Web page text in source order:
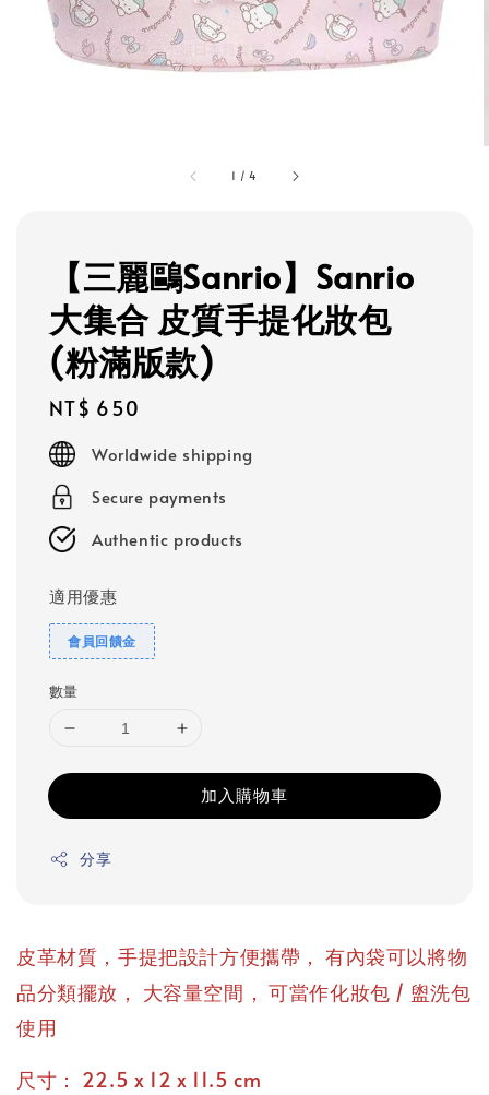
1 /4
【三麗鷗Sanrio】Sanrio
大集合 皮質手提化妝包
(粉滿版款)
Regular
price
NT$ 650
Worldwide shipping
Secure payments
Authentic products
適用優惠
會員回饋金
數量
加入購物車
分享
皮革材質，手提把設計方便攜帶 ， 有內袋可以將物
品分類擺放 ， 大容量空間 ， 可當作化妝包 / 盥洗包
使用
尺寸 ： 22.5 x 12 x 11.5 cm